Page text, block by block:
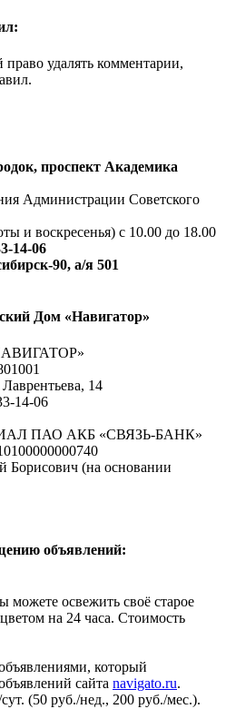
право удалять комментарии,
проспект Академика
Администрации Советского
воскресенья) с 10.00 до 18.00
14-06
90, а/я 501
Дом «Навигатор»
14
14-06
ПАО АКБ «СВЯЗЬ-БАНК»
Борисович (на основании
объявлений:
можете освежить своё старое
на 24 часа. Стоимость
который
сайта navigato.ru.
(50 руб./нед., 200 руб./мес.).